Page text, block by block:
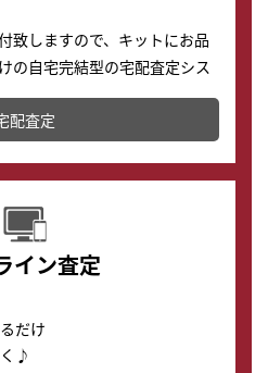
致しますので、キットにお品
の自宅完結型の宅配査定シス
・買取に出すことが可能で
配査定
イン査定
だけ
♪